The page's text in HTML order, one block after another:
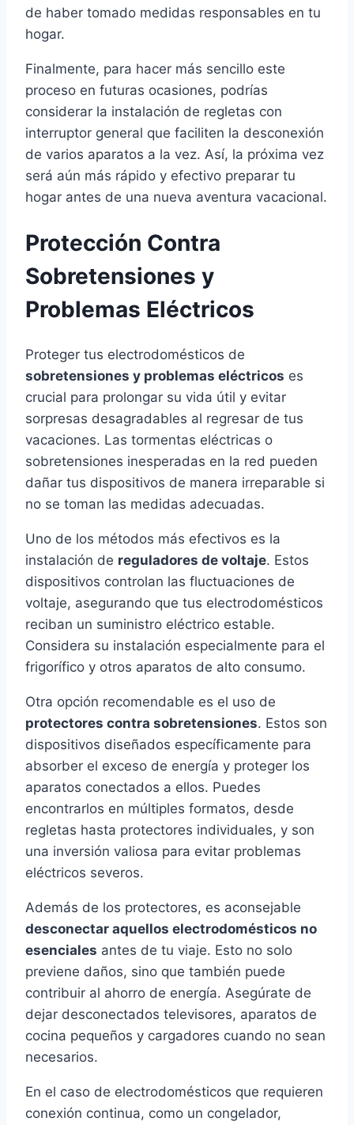
de haber tomado medidas responsables en tu
hogar.
Finalmente, para hacer más sencillo este
proceso en futuras ocasiones, podrías
considerar la instalación de regletas con
interruptor general que faciliten la desconexión
de varios aparatos a la vez. Así, la próxima vez
será aún más rápido y efectivo preparar tu
hogar antes de una nueva aventura vacacional.
Protección Contra
Sobretensiones y
Problemas Eléctricos
Proteger tus electrodomésticos de
sobretensiones y problemas eléctricos es
crucial para prolongar su vida útil y evitar
sorpresas desagradables al regresar de tus
vacaciones. Las tormentas eléctricas o
sobretensiones inesperadas en la red pueden
dañar tus dispositivos de manera irreparable si
no se toman las medidas adecuadas.
Uno de los métodos más efectivos es la
instalación de reguladores de voltaje. Estos
dispositivos controlan las fluctuaciones de
voltaje, asegurando que tus electrodomésticos
reciban un suministro eléctrico estable.
Considera su instalación especialmente para el
frigorífico y otros aparatos de alto consumo.
Otra opción recomendable es el uso de
protectores contra sobretensiones. Estos son
dispositivos diseñados específicamente para
absorber el exceso de energía y proteger los
aparatos conectados a ellos. Puedes
encontrarlos en múltiples formatos, desde
regletas hasta protectores individuales, y son
una inversión valiosa para evitar problemas
eléctricos severos.
Además de los protectores, es aconsejable
desconectar aquellos electrodomésticos no
esenciales antes de tu viaje. Esto no solo
previene daños, sino que también puede
contribuir al ahorro de energía. Asegúrate de
dejar desconectados televisores, aparatos de
cocina pequeños y cargadores cuando no sean
necesarios.
En el caso de electrodomésticos que requieren
conexión continua, como un congelador,